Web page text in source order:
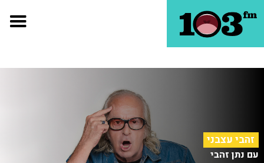
זהבי עצבני
עם נתן זהבי